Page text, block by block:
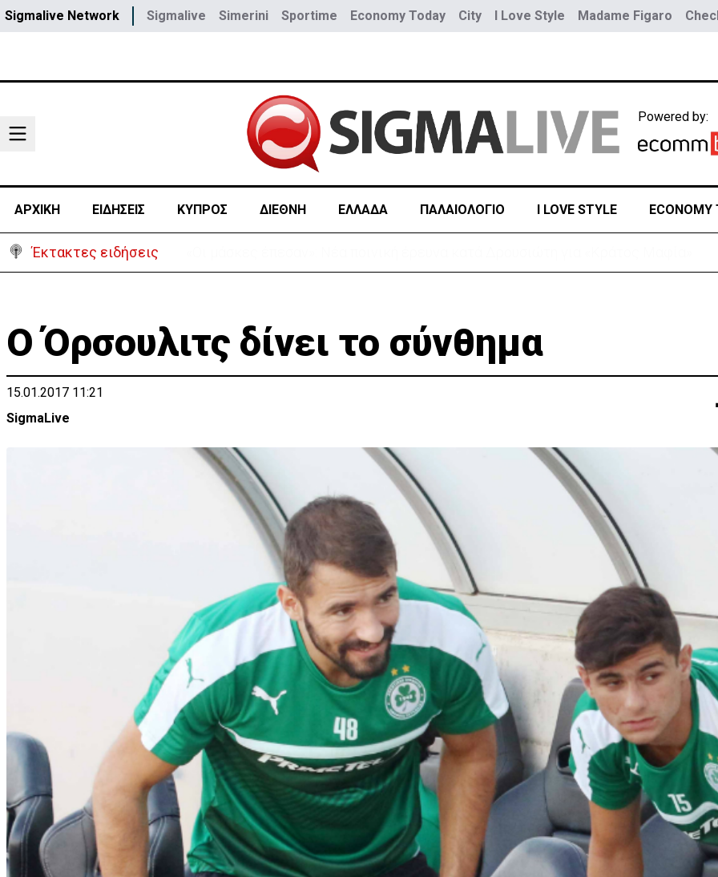
Sigmalive Network Sigmalive Simerini Sportime Economy Today City I Love Style Madame Figaro
Powered by:
ΑΡΧΙΚΗ ΕΙΔΗΣΕΙΣ ΚΥΠΡΟΣ ΔΙΕΘΝΗ ΕΛΛΑΔΑ ΠΑΛΑΙΟΛΟΓΙΟ I LOVE STYLE ECONOMY
Έκτακτες ειδήσεις
Ο Όρσουλιτς δίνει το σύνθημα
15.01.2017 11:21
SigmaLive